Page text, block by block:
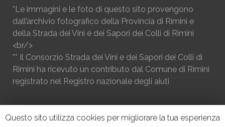
*Le immagini e le foto di questo sito provengono
dall’archivio fotografico della Provincia di Rimini e
della Strada dei Vini e dei Sapori dei Colli di Rimini
<br/>
** Il Consorzio Strada dei Vini e dei Sapori dei Colli di
Rimini ha ricevuto un contributo dal Comune di Rimini
registrato nel Registro nazionale degli aiuti
Questo sito utilizza cookies per migliorare la tua esperienza